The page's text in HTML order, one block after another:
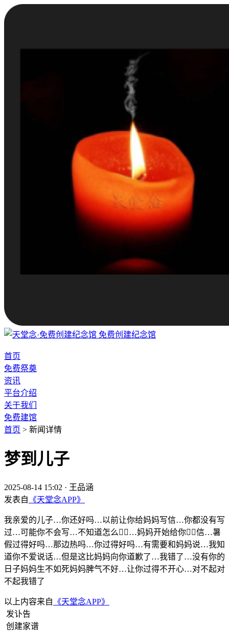
免费创建纪念馆
首页
免费祭奠
资讯
平台介绍
关于我们
免费建馆
首页 > 新闻详情
梦到儿子
2025-08-14 15:02 · 王品涵
发表自 《天堂念APP》
我亲爱的儿子…你还好吗…以前让你给妈妈写信…你都没有写
过…可能你不会写…不知道怎么✍🏻…妈妈开始给你✍🏻信…暑
假过得好吗…那边热吗…你过得好吗…有需要和妈妈说…我知
道你不爱说话…但是这比妈妈向你道歉了…我错了…没有你的
日子妈妈生不如死妈妈脾气不好…让你过得不开心…对不起对
不起我错了
以上内容来自 《天堂念APP》
发讣告
创建家谱